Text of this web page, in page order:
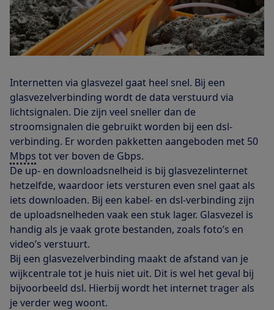
Internetten via glasvezel gaat heel snel. Bij een
glasvezelverbinding wordt de data verstuurd via
lichtsignalen. Die zijn veel sneller dan de
stroomsignalen die gebruikt worden bij een dsl-
verbinding. Er worden pakketten aangeboden met 50
Mbps tot ver boven de Gbps.
De up- en downloadsnelheid is bij glasvezelinternet
hetzelfde, waardoor iets versturen even snel gaat als
iets downloaden. Bij een kabel- en dsl-verbinding zijn
de uploadsnelheden vaak een stuk lager. Glasvezel is
handig als je vaak grote bestanden, zoals foto’s en
video’s verstuurt.
Bij een glasvezelverbinding maakt de afstand van je
wijkcentrale tot je huis niet uit. Dit is wel het geval bij
bijvoorbeeld dsl. Hierbij wordt het internet trager als
je verder weg woont.